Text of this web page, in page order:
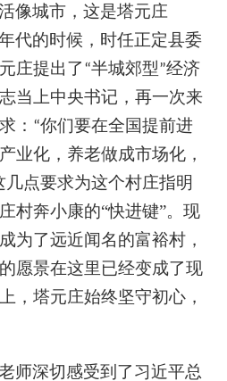
像城市 ，这是塔元庄
代的时候，时任正定县委
庄提出了 “半城郊型”经济
当上中央书记 ，再一次来
： “你们要在全国提前进
业化，养老做成市场化，
几点要求为这个村庄指明
村奔小康的“快进键”。现
为了远近闻名的富裕村 ，
愿景在这里已经变成了现
，塔元庄始终坚守初心 ，
师深切感受到了习近平总